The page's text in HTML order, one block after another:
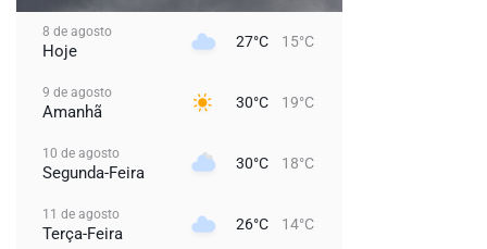
8 de agosto
Hoje 27°C 15°C
9 de agosto
Amanhã 30°C 19°C
10 de agosto
Segunda-Feira 30°C 18°C
11 de agosto
Terça-Feira 26°C 14°C